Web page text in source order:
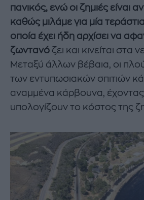
πανικός, ενώ οι ζημιές είναι
καθώς μιλάμε για μία
οποία έχει ήδη αρχίσει να
ζωντανό ζει και κινείται στα
Μεταξύ άλλων βέβαια, οι
των εντυπωσιακών σπιτιών
αναμμένα κάρβουνα, έχοντας
υπολογίζουν το κόστος της